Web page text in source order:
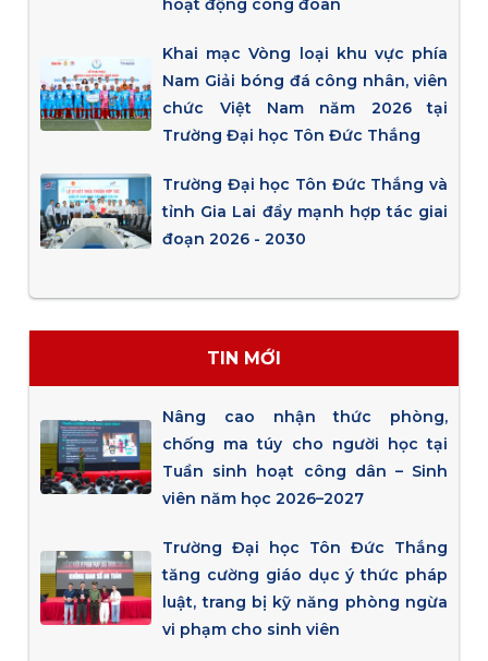
hoạt động công đoàn
Khai mạc Vòng loại khu vực phía
Nam Giải bóng đá công nhân, viên
chức Việt Nam năm 2026 tại
Trường Đại học Tôn Đức Thắng
Trường Đại học Tôn Đức Thắng và
tỉnh Gia Lai đẩy mạnh hợp tác giai
đoạn 2026 - 2030
TIN MỚI
Nâng cao nhận thức phòng,
chống ma túy cho người học tại
Tuần sinh hoạt công dân – Sinh
viên năm học 2026–2027
Trường Đại học Tôn Đức Thắng
tăng cường giáo dục ý thức pháp
luật, trang bị kỹ năng phòng ngừa
vi phạm cho sinh viên